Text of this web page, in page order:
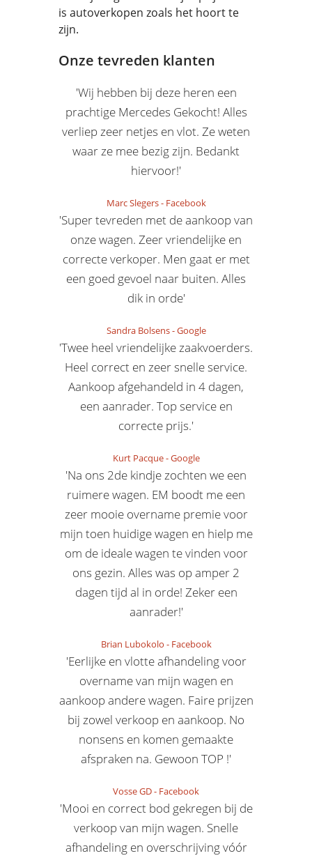
is autoverkopen zoals het hoort te
zijn.
Onze tevreden klanten
'Wij hebben bij deze heren een
prachtige Mercedes Gekocht! Alles
verliep zeer netjes en vlot. Ze weten
waar ze mee bezig zijn. Bedankt
hiervoor!'
Marc Slegers- Facebook
'Super tevreden met de aankoop van
onze wagen. Zeer vriendelijke en
correcte verkoper. Men gaat er met
een goed gevoel naar buiten. Alles
dik in orde'
Sandra Bolsens-Google
'Twee heel vriendelijke zaakvoerders.
Heel correct en zeer snelle service.
Aankoop afgehandeld in 4 dagen,
een aanrader. Top service en
correcte prijs.'
Kurt Pacque-Google
'Na ons 2de kindje zochten we een
ruimere wagen. EM boodt me een
zeer mooie overname premie voor
mijn toen huidige wagen en hielp me
om de ideale wagen te vinden voor
ons gezin. Alles was op amper 2
dagen tijd al in orde! Zeker een
aanrader!'
Brian Lubokolo - Facebook
'Eerlijke en vlotte afhandeling voor
overname van mijn wagen en
aankoop andere wagen. Faire prijzen
bij zowel verkoop en aankoop. No
nonsens en komen gemaakte
afspraken na. Gewoon TOP !'
Vosse GD- Facebook
'Mooi en correct bod gekregen bij de
verkoop van mijn wagen. Snelle
afhandeling en overschrijving vóór